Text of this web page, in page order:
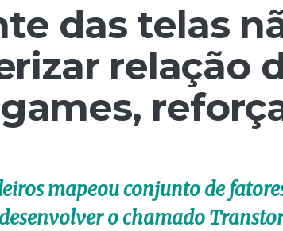
das telas
relação
mapeou conjunto de
o chamado